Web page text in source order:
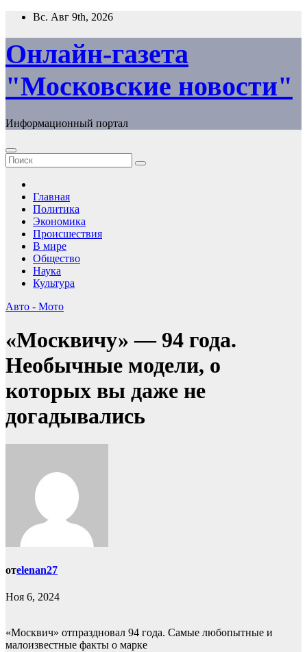
Перейти
содержимому
Вс. Авг 9th, 2026
Онлайн-газета
"Московские новости"
Информационный портал
Главная
Политика
Экономика
Происшествия
В мире
Общество
Наука
Культура
Авто - Мото
«Москвичу» — 94 года.
Необычные модели, о
которых вы даже не
догадывались
отelenan27
Ноя 6, 2024
«Москвич» отпраздновал 94 года. Самые любопытные и
малоизвестные факты о марке